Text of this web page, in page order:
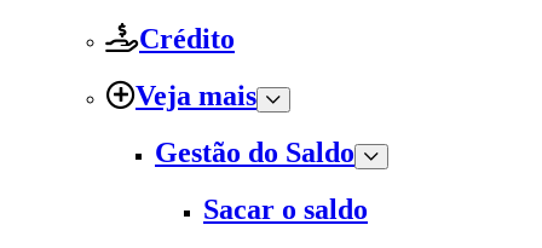
Crédito
Veja mais
Gestão do Saldo
Sacar o saldo